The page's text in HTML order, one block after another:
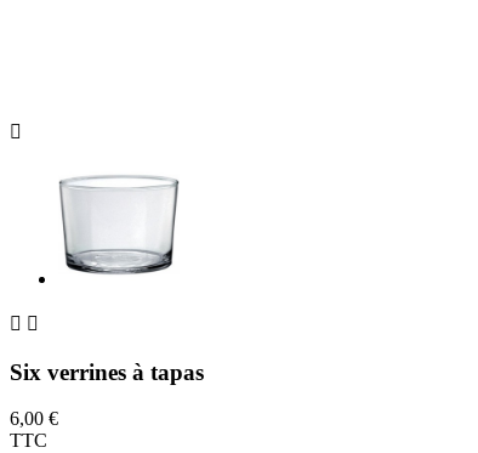

 
Six verrines à tapas
6,00 €
TTC